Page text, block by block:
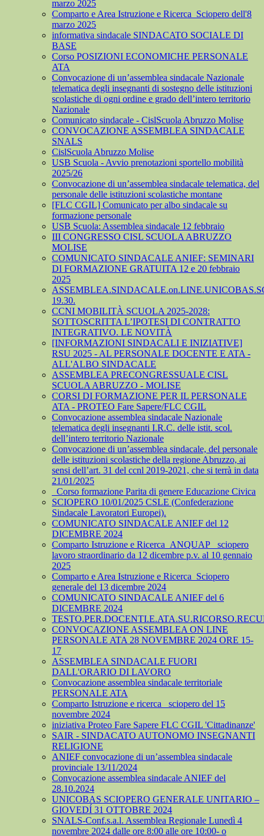
marzo 2025
Comparto e Area Istruzione e Ricerca_Sciopero dell'8
marzo 2025
informativa sindacale SINDACATO SOCIALE DI
BASE
Corso POSIZIONI ECONOMICHE PERSONALE
ATA
Convocazione di un’assemblea sindacale Nazionale
telematica degli insegnanti di sostegno delle istituzioni
scolastiche di ogni ordine e grado dell’intero territorio
Nazionale
Comunicato sindacale - CislScuola Abruzzo Molise
CONVOCAZIONE ASSEMBLEA SINDACALE
SNALS
CislScuola Abruzzo Molise
USB Scuola - Avvio prenotazioni sportello mobilità
2025/26
Convocazione di un’assemblea sindacale telematica, del
personale delle istituzioni scolastiche montane
[FLC CGIL] Comunicato per albo sindacale su
formazione personale
USB Scuola: Assemblea sindacale 12 febbraio
III CONGRESSO CISL SCUOLA ABRUZZO
MOLISE
COMUNICATO SINDACALE ANIEF: SEMINARI
DI FORMAZIONE GRATUITA 12 e 20 febbraio
2025
19.30.
CCNI MOBILITÀ SCUOLA 2025-2028:
SOTTOSCRITTA L’IPOTESI DI CONTRATTO
INTEGRATIVO. LE NOVITÀ
[INFORMAZIONI SINDACALI E INIZIATIVE]
RSU 2025 - AL PERSONALE DOCENTE E ATA -
ALL'ALBO SINDACALE
ASSEMBLEA PRECONGRESSUALE CISL
SCUOLA ABRUZZO - MOLISE
CORSI DI FORMAZIONE PER IL PERSONALE
ATA - PROTEO Fare Sapere/FLC CGIL
Convocazione assemblea sindacale Nazionale
telematica degli insegnanti I.R.C. delle istit. scol.
dell’intero territorio Nazionale
Convocazione di un’assemblea sindacale, del personale
delle istituzioni scolastiche della regione Abruzzo, ai
sensi dell’art. 31 del ccnl 2019-2021, che si terrà in data
21/01/2025
_Corso formazione Parita di genere Educazione Civica
SCIOPERO 10/01/2025 CSLE (Confederazione
Sindacale Lavoratori Europei).
COMUNICATO SINDACALE ANIEF del 12
DICEMBRE 2024
Comparto Istruzione e Ricerca_ANQUAP_ sciopero
lavoro straordinario da 12 dicembre p.v. al 10 gennaio
2025
Comparto e Area Istruzione e Ricerca_Sciopero
generale del 13 dicembre 2024
COMUNICATO SINDACALE ANIEF del 6
DICEMBRE 2024
CONVOCAZIONE ASSEMBLEA ON LINE
PERSONALE ATA 28 NOVEMBRE 2024 ORE 15-
17
ASSEMBLEA SINDACALE FUORI
DALL'ORARIO DI LAVORO
Convocazione assemblea sindacale territoriale
PERSONALE ATA
Comparto Istruzione e ricerca_ sciopero del 15
novembre 2024
iniziativa Proteo Fare Sapere FLC CGIL 'Cittadinanze'
SAIR - SINDACATO AUTONOMO INSEGNANTI
RELIGIONE
ANIEF convocazione di un’assemblea sindacale
provinciale 13/11/2024
Convocazione assemblea sindacale ANIEF del
28.10.2024
UNICOBAS SCIOPERO GENERALE UNITARIO –
GIOVEDÍ 31 OTTOBRE 2024
SNALS-Conf.s.a.l. Assemblea Regionale Lunedì 4
novembre 2024 dalle ore 8:00 alle ore 10:00- o